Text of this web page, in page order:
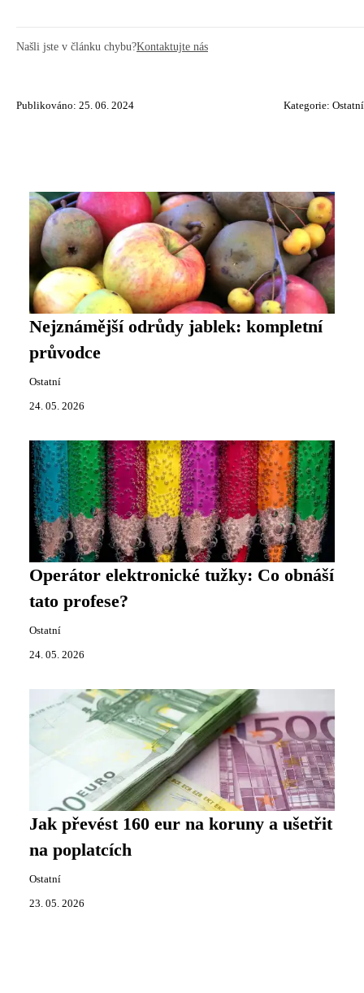
Našli jste v článku chybu?Kontaktujte nás
Publikováno: 25. 06. 2024 Kategorie: Ostatní
Nejznámější odrůdy jablek: kompletní
průvodce
Ostatní
24. 05. 2026
Operátor elektronické tužky: Co obnáší
tato profese?
Ostatní
24. 05. 2026
Jak převést 160 eur na koruny a ušetřit
na poplatcích
Ostatní
23. 05. 2026